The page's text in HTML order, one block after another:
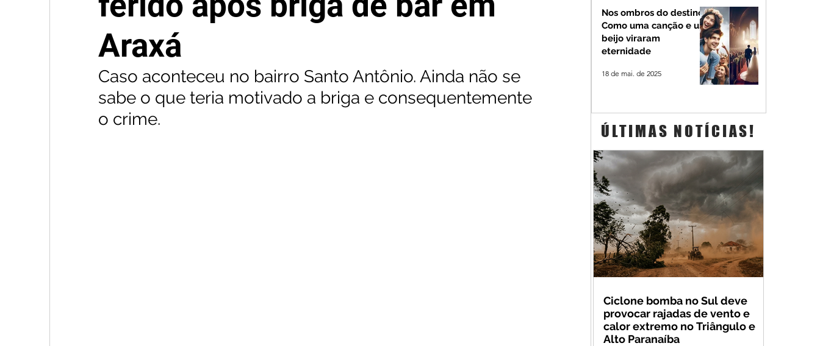
Araxá
Caso aconteceu no bairro Santo Antônio. Ainda não se
sabe o que teria motivado a briga e consequentemente
o crime.
Nos ombros do destino:
Como uma canção e um
beijo viraram
eternidade
18 de mai. de 2025
ÚLTIMAS NOTÍCIAS!
Ciclone bomba no Sul deve
provocar rajadas de vento e
calor extremo no Triângulo e
Alto Paranaíba